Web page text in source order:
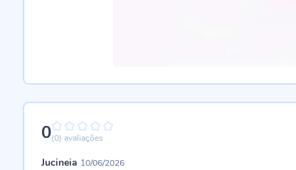
00%
(0) avaliações
Jucineia 10/06/2026